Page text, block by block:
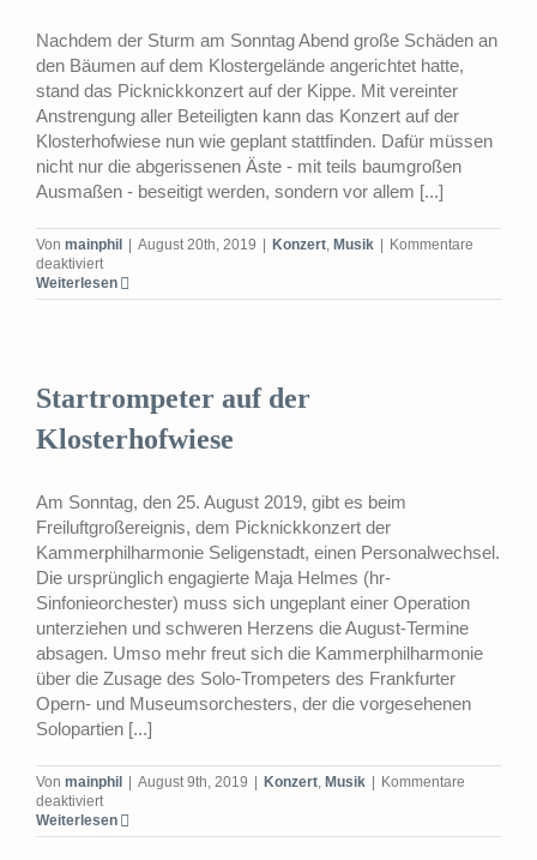
Nachdem der Sturm am Sonntag Abend große Schäden an
den Bäumen auf dem Klostergelände angerichtet hatte,
stand das Picknickkonzert auf der Kippe. Mit vereinter
Anstrengung aller Beteiligten kann das Konzert auf der
Klosterhofwiese nun wie geplant stattfinden. Dafür müssen
nicht nur die abgerissenen Äste - mit teils baumgroßen
Ausmaßen - beseitigt werden, sondern vor allem [...]
Von mainphil August 20th, 2019 Konzert, Musik
Kommentare
deaktiviertfür
Das
Picknickkonzert
Weiterlesen
Startrompeter auf der
Klosterhofwiese
Am Sonntag, den 25. August 2019, gibt es beim
Freiluftgroßereignis, dem Picknickkonzert der
Kammerphilharmonie Seligenstadt, einen Personalwechsel.
Die ursprünglich engagierte Maja Helmes (hr-
Sinfonieorchester) muss sich ungeplant einer Operation
unterziehen und schweren Herzens die August-Termine
absagen. Umso mehr freut sich die Kammerphilharmonie
über die Zusage des Solo-Trompeters des Frankfurter
Opern- und Museumsorchesters, der die vorgesehenen
Solopartien [...]
Von mainphil August 9th, 2019 Konzert, Musik
Kommentare
deaktiviertfür
Startrompeter
auf
Weiterlesen